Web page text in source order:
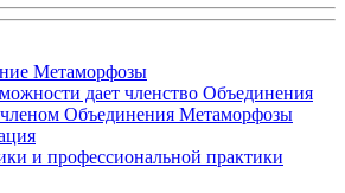
Метаморфозы
дает членство Объединения
членом Объединения Метаморфозы
и профессиональной практики